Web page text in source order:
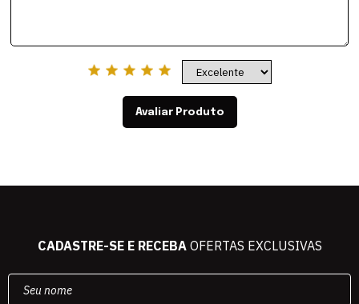
Avaliar Produto
CADASTRE-SE E RECEBAOFERTAS EXCLUSIVAS